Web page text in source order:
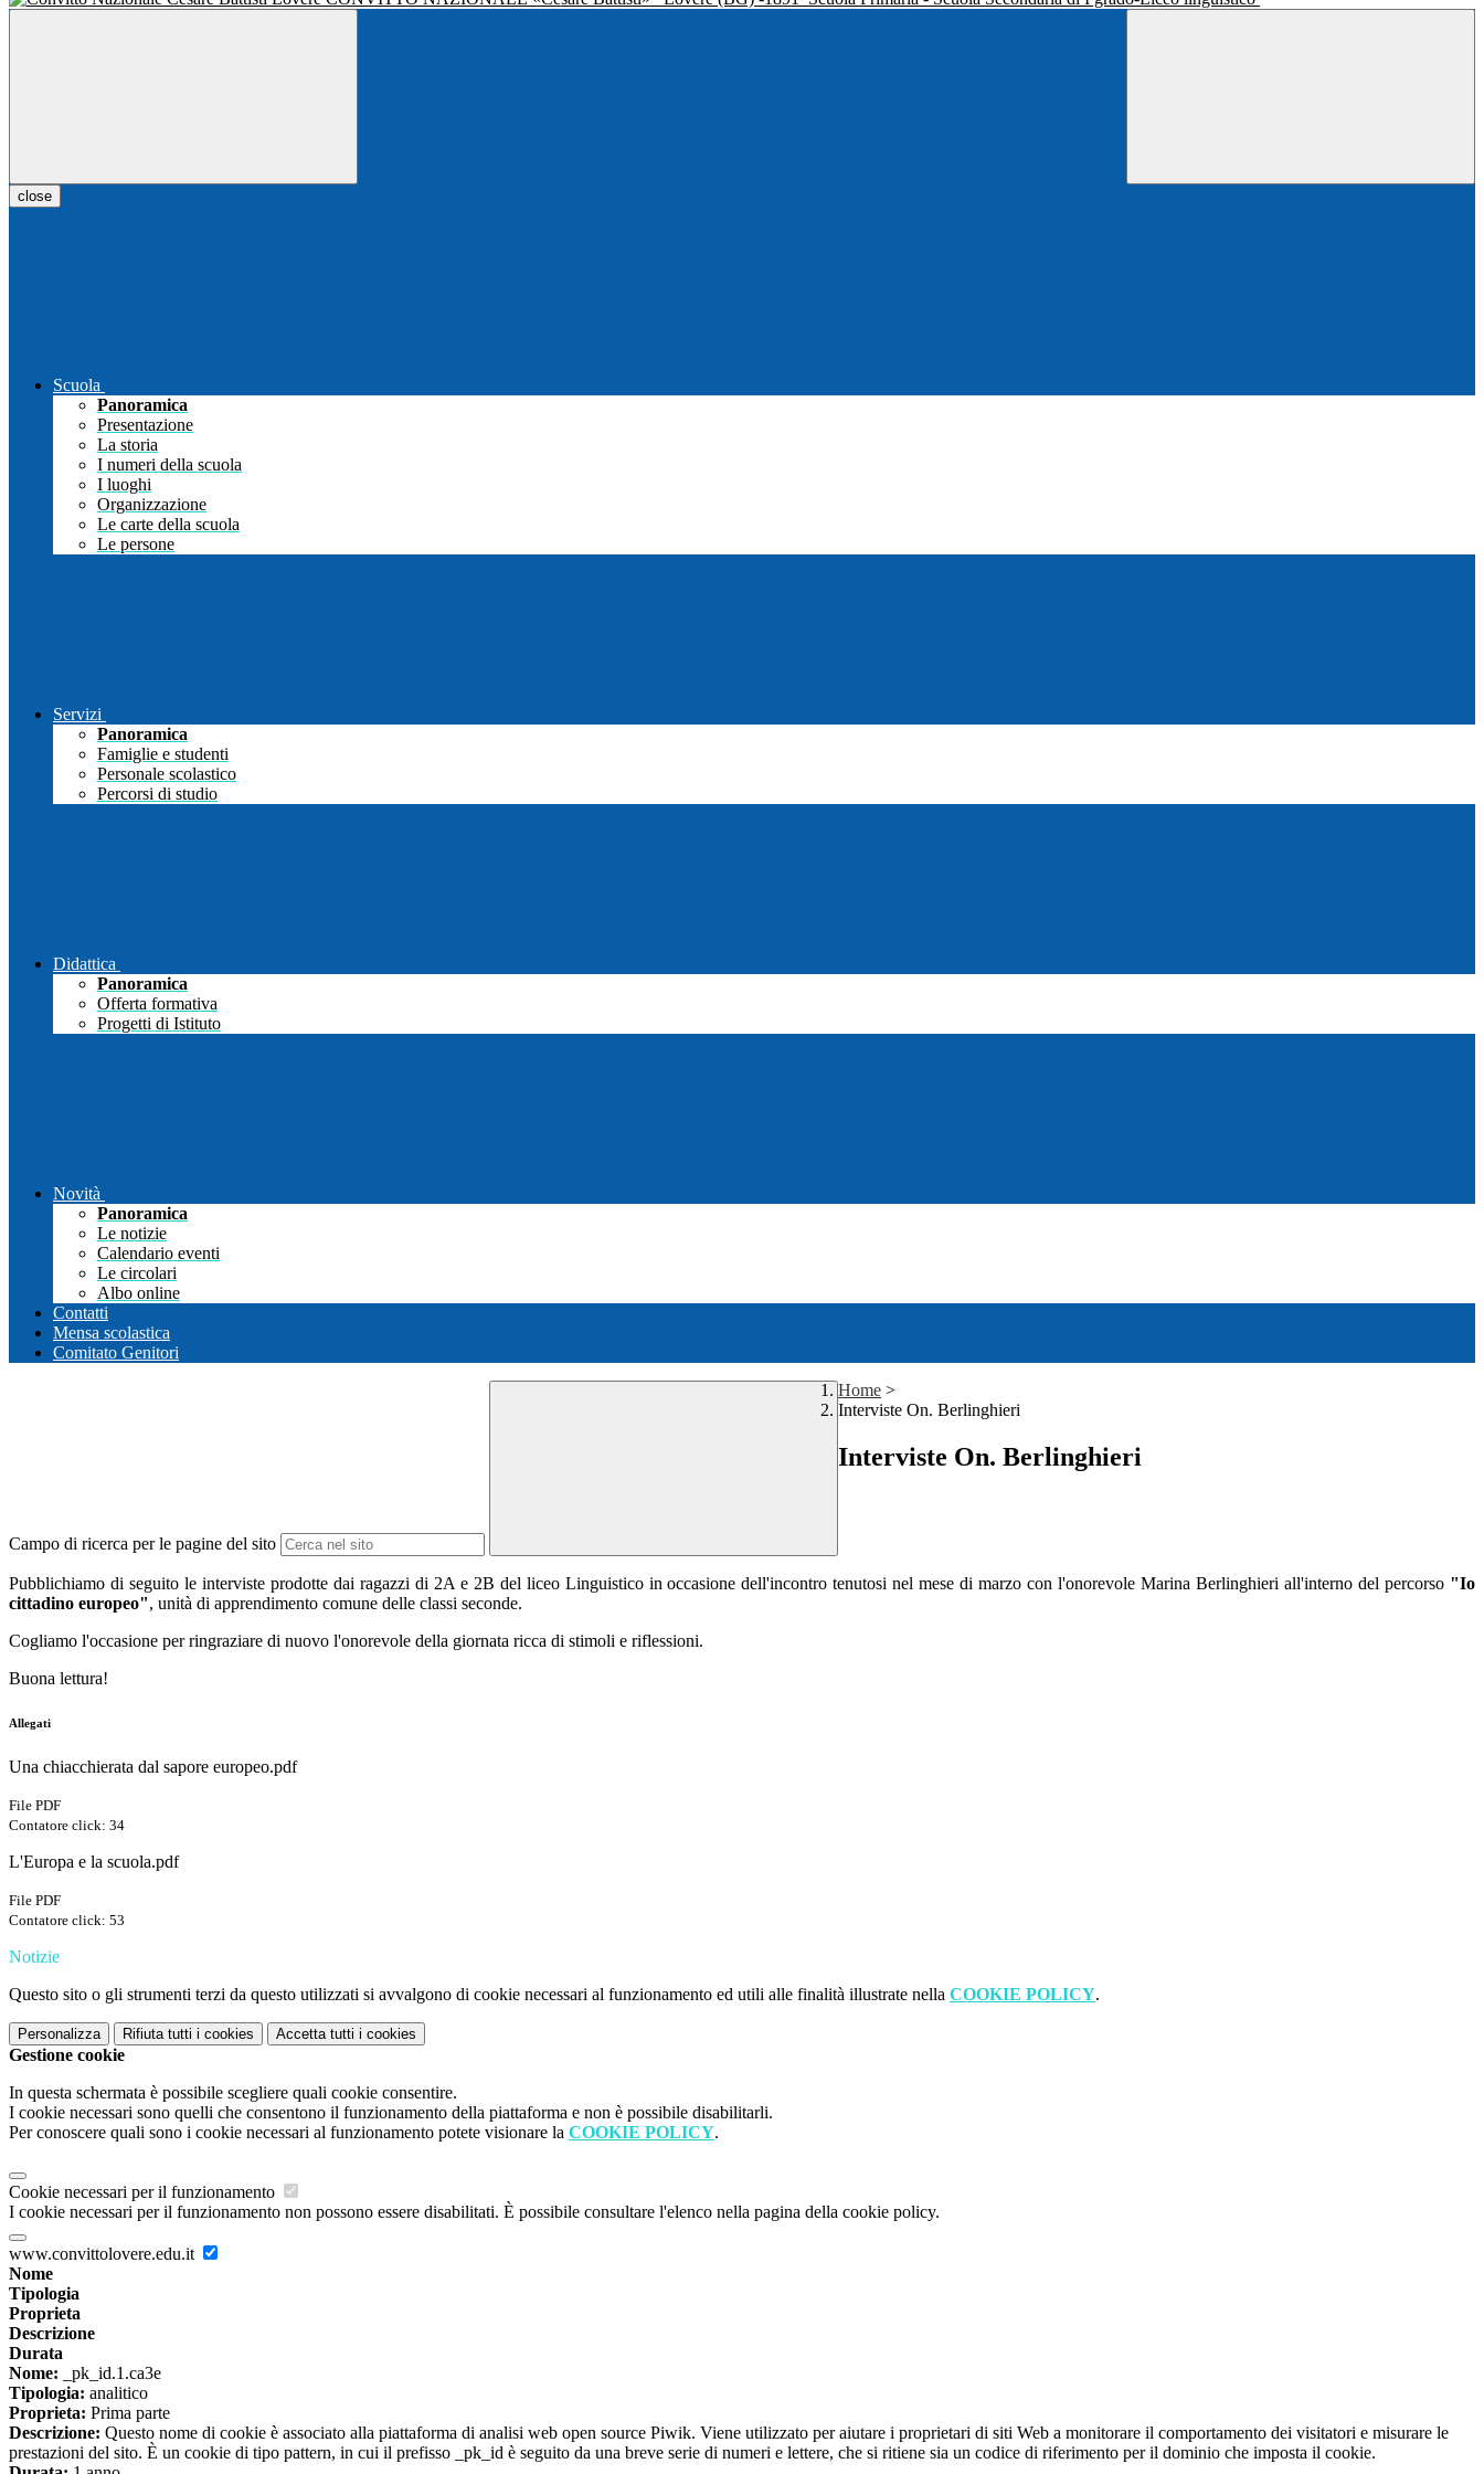
close
Scuola
Panoramica
Presentazione
La storia
I numeri della scuola
I luoghi
Organizzazione
Le carte della scuola
Le persone
Servizi
Panoramica
Famiglie e studenti
Personale scolastico
Percorsi di studio
Didattica
Panoramica
Offerta formativa
Progetti di Istituto
Novità
Panoramica
Le notizie
Calendario eventi
Le circolari
Albo online
Contatti
Mensa scolastica
Comitato Genitori
Campo di ricerca per le pagine del sito
Home >
Interviste On. Berlinghieri
Interviste On. Berlinghieri
Pubblichiamo di seguito le interviste prodotte dai ragazzi di 2A e 2B del liceo Linguistico in occasione dell'incontro tenutosi nel mese di marzo con l'onorevole Marina Berlinghieri all'interno del percorso "Io
cittadino europeo", unità di apprendimento comune delle classi seconde.
Cogliamo l'occasione per ringraziare di nuovo l'onorevole della giornata ricca di stimoli e riflessioni.
Buona lettura!
Allegati
Una chiacchierata dal sapore europeo.pdf
File PDF
Contatore click: 34
L'Europa e la scuola.pdf
File PDF
Contatore click: 53
Notizie
Questo sito o gli strumenti terzi da questo utilizzati si avvalgono di cookie necessari al funzionamento ed utili alle finalità illustrate nella COOKIE POLICY.
Personalizza Rifiuta tutti i cookies Accetta tutti i cookies
Gestione cookie
In questa schermata è possibile scegliere quali cookie consentire.
I cookie necessari sono quelli che consentono il funzionamento della piattaforma e non è possibile disabilitarli.
Per conoscere quali sono i cookie necessari al funzionamento potete visionare la COOKIE POLICY.
Cookie necessari per il funzionamento
I cookie necessari per il funzionamento non possono essere disabilitati. È possibile consultare l'elenco nella pagina della cookie policy.
www.convittolovere.edu.it
Nome
Tipologia
Proprieta
Descrizione
Durata
Nome: _pk_id.1.ca3e
Tipologia: analitico
Proprieta: Prima parte
Descrizione: Questo nome di cookie è associato alla piattaforma di analisi web open source Piwik. Viene utilizzato per aiutare i proprietari di siti Web a monitorare il comportamento dei visitatori e misurare le
prestazioni del sito. È un cookie di tipo pattern, in cui il prefisso _pk_id è seguito da una breve serie di numeri e lettere, che si ritiene sia un codice di riferimento per il dominio che imposta il cookie.